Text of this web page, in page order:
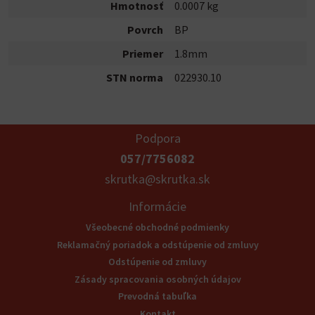
Hmotnosť
0.0007 kg
Povrch
BP
Priemer
1.8mm
STN norma
022930.10
Podpora
057/7756082
skrutka@skrutka.sk
Informácie
Všeobecné obchodné podmienky
Reklamačný poriadok a odstúpenie od zmluvy
Odstúpenie od zmluvy
Zásady spracovania osobných údajov
Prevodná tabuľka